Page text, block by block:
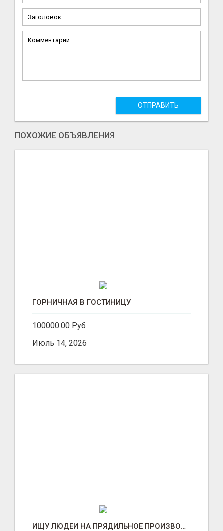
ОТПРАВИТЬ
ПОХОЖИЕ ОБЪЯВЛЕНИЯ
ГОРНИЧНАЯ В ГОСТИНИЦУ
100000.00 Руб
Июль 14, 2026
ИЩУ ЛЮДЕЙ НА ПРЯДИЛЬНОЕ ПРОИЗВОДСТВО В ЖИЛИНО-2 (ЛЮБЕРЦЫ), ФАБРИКА «ПЕХОРСКИЙ ТЕКСТИЛЬ»